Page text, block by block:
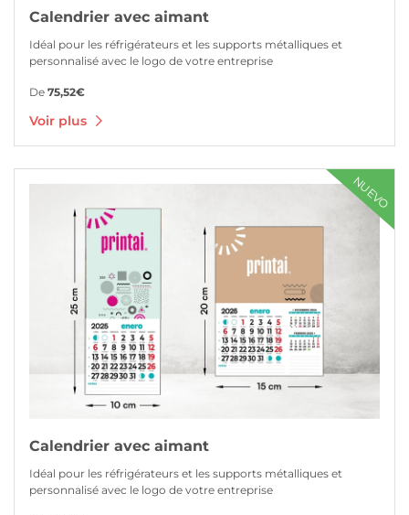
Calendrier avec aimant
Idéal pour les réfrigérateurs et les supports métalliques et
personnalisé avec le logo de votre entreprise
De 75,52€
Voir plus
NUEVO
Calendrier avec aimant
Idéal pour les réfrigérateurs et les supports métalliques et
personnalisé avec le logo de votre entreprise